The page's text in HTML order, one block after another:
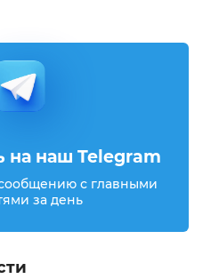
на наш Telegram
с главными
за день